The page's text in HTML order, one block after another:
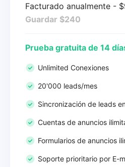
Facturado anualmente -
Guardar $240
Prueba gratuita de 14
Unlimited Conexiones
20'000 leads/mes
Sincronización de leads
Cuentas de anuncios
Formularios de anuncios
Soporte prioritario por E-